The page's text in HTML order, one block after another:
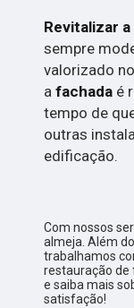
Revitalizar
sempre
valorizado
afachada é
tempo de
outras
edificação.
Com nossos
almeja. Além
trabalhamos
restauração de
e saiba mais
satisfação!